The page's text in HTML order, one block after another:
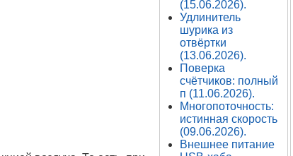
(15.06.2026).
Удлинитель
шурика из
отвёртки
(13.06.2026).
Поверка
счётчиков: полный
п (11.06.2026).
Многопоточность:
истинная скорость
(09.06.2026).
Внешнее питание